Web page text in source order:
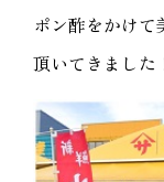
ポン酢をかけて
頂いてきました